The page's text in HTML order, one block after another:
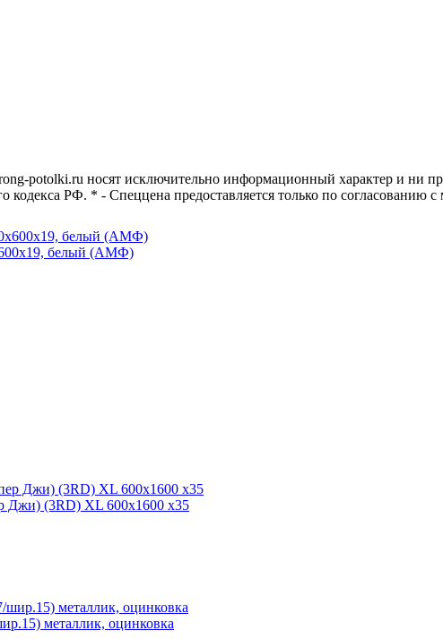
potolki.ru носят исключительно информационный характер и ни
РФ. * - Спеццена предоставляется только по согласованию
белый (АМФ)
Джи) (3RD) XL 600x1600 x35
металлик, оцинковка